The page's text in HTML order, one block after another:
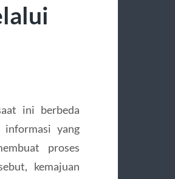
ini berbeda
informasi yang
proses
kemajuan